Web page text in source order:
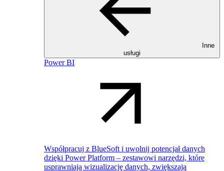
Inne
usługi
Power BI
Współpracuj z BlueSoft i uwolnij potencjał danych
dzięki Power Platform – zestawowi narzędzi, które
usprawniają wizualizację danych, zwiększają